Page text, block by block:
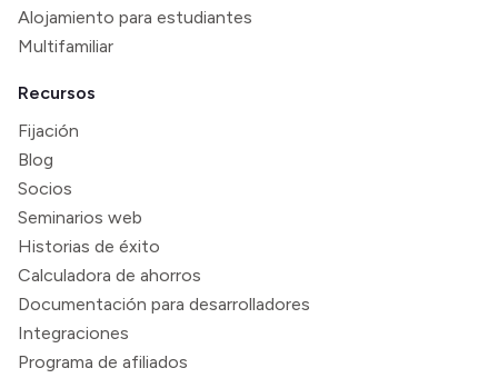
Alojamiento para estudiantes
Multifamiliar
Recursos
Fijación
Blog
Socios
Seminarios web
Historias de éxito
Calculadora de ahorros
Documentación para desarrolladores
Integraciones
Programa de afiliados